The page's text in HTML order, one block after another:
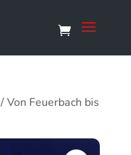
/ Von Feuerbach bis